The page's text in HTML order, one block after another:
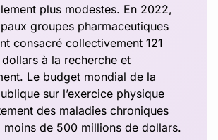
plus modestes. En 2022,
groupes pharmaceutiques
consacré collectivement 121
à la recherche et
Le budget mondial de la
sur l’exercice physique
des maladies chroniques
moins de 500 millions de dollars.